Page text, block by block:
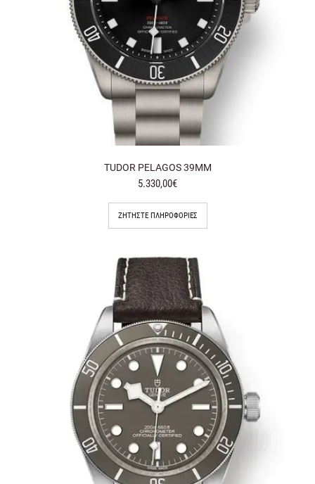
TUDOR PELAGOS 39MM
5.330,00€
ΖΗΤΉΣΤΕ ΠΛΗΡΟΦΟΡΊΕΣ